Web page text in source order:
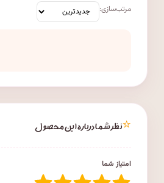
مرتب‌سازی:
⭐نظر شما درباره این محصول
امتیاز شما